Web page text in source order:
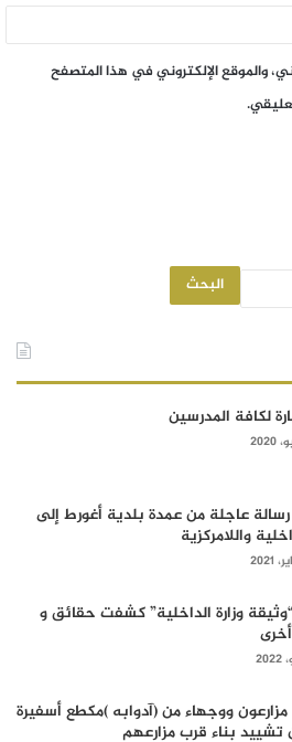
والموقع الإلكتروني في هذا المتصفح
البحث
لكافة المدرسين
عاجلة من عمدة بلدية أغورط إلى
واللامركزية
وزارة الداخلية” كشفت حقائق و
ووجهاء من (آدوابه )مكطع أسفيرة
تشييد بناء قرب مزارعهم